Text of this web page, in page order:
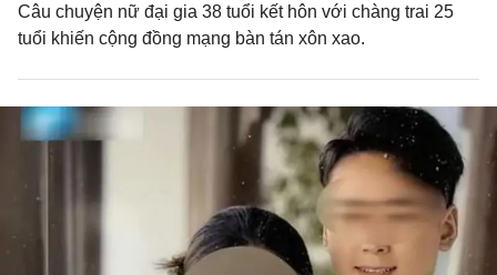
Câu chuyện nữ đại gia 38 tuổi kết hôn với chàng trai 25
tuổi khiến cộng đồng mạng bàn tán xôn xao.